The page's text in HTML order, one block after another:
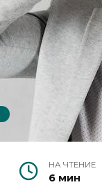
НА ЧТЕНИЕ
6 мин